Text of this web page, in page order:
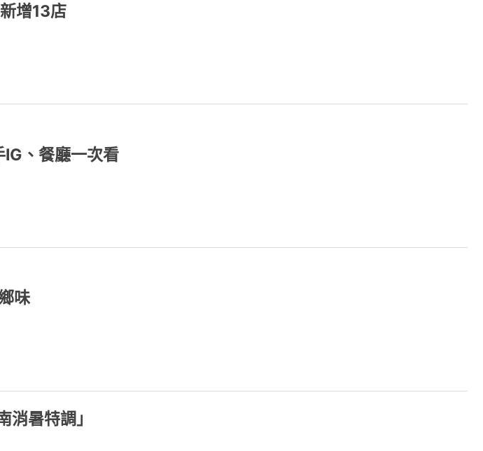
增13店
IG、餐廳一次看
味
暑特調」